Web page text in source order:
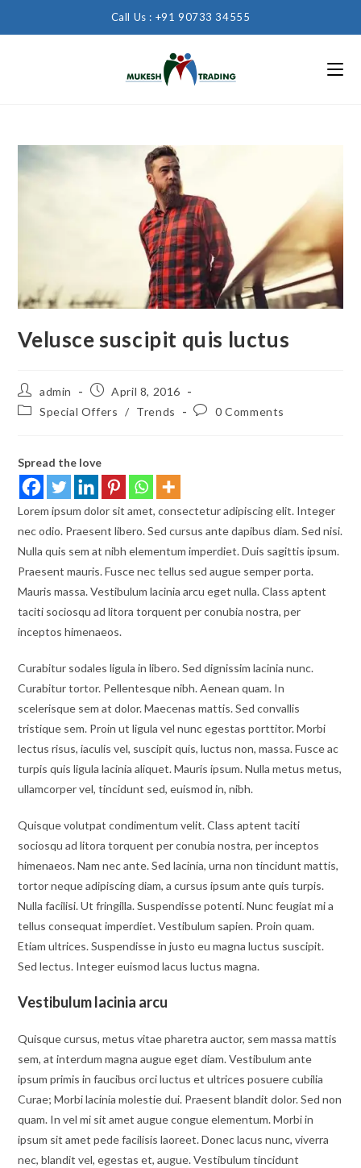
Call Us : +91 90733 34555
Velusce suscipit quis luctus
admin
April 8, 2016
Special Offers / Trends 0 Comments
Spread the love
Lorem ipsum dolor sit amet, consectetur adipiscing elit. Integer
nec odio. Praesent libero. Sed cursus ante dapibus diam. Sed nisi.
Nulla quis sem at nibh elementum imperdiet. Duis sagittis ipsum.
Praesent mauris. Fusce nec tellus sed augue semper porta.
Mauris massa. Vestibulum lacinia arcu eget nulla. Class aptent
taciti sociosqu ad litora torquent per conubia nostra, per
inceptos himenaeos.
Curabitur sodales ligula in libero. Sed dignissim lacinia nunc.
Curabitur tortor. Pellentesque nibh. Aenean quam. In
scelerisque sem at dolor. Maecenas mattis. Sed convallis
tristique sem. Proin ut ligula vel nunc egestas porttitor. Morbi
lectus risus, iaculis vel, suscipit quis, luctus non, massa. Fusce ac
turpis quis ligula lacinia aliquet. Mauris ipsum. Nulla metus metus,
ullamcorper vel, tincidunt sed, euismod in, nibh.
Quisque volutpat condimentum velit. Class aptent taciti
sociosqu ad litora torquent per conubia nostra, per inceptos
himenaeos. Nam nec ante. Sed lacinia, urna non tincidunt mattis,
tortor neque adipiscing diam, a cursus ipsum ante quis turpis.
Nulla facilisi. Ut fringilla. Suspendisse potenti. Nunc feugiat mi a
tellus consequat imperdiet. Vestibulum sapien. Proin quam.
Etiam ultrices. Suspendisse in justo eu magna luctus suscipit.
Sed lectus. Integer euismod lacus luctus magna.
Vestibulum lacinia arcu
Quisque cursus, metus vitae pharetra auctor, sem massa mattis
sem, at interdum magna augue eget diam. Vestibulum ante
ipsum primis in faucibus orci luctus et ultrices posuere cubilia
Curae; Morbi lacinia molestie dui. Praesent blandit dolor. Sed non
quam. In vel mi sit amet augue congue elementum. Morbi in
ipsum sit amet pede facilisis laoreet. Donec lacus nunc, viverra
nec, blandit vel, egestas et, augue. Vestibulum tincidunt